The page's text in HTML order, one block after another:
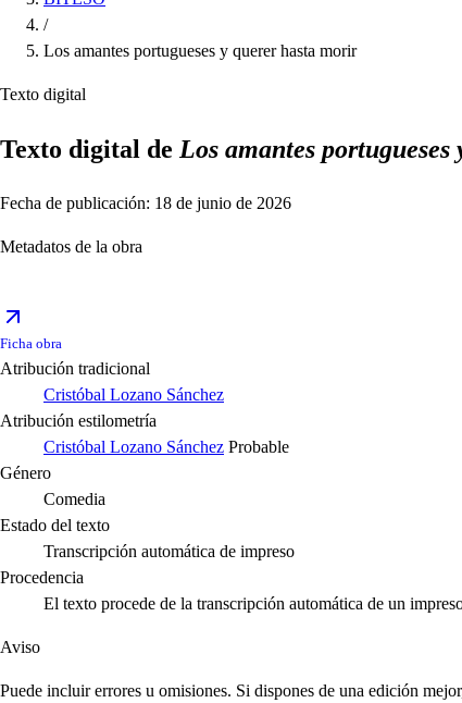
/
Los amantes portugueses y querer hasta morir
Texto digital
Texto digital de Los amantes
Fecha de publicación: 18 de junio de 2026
Metadatos de la obra
Ficha obra
Atribución tradicional
Cristóbal Lozano Sánchez
Atribución estilometría
Cristóbal Lozano Sánchez Probable
Género
Comedia
Estado del texto
Transcripción automática de impreso
Procedencia
El texto procede de la transcripción automática de un
Aviso
Puede incluir errores u omisiones. Si dispones de una edición